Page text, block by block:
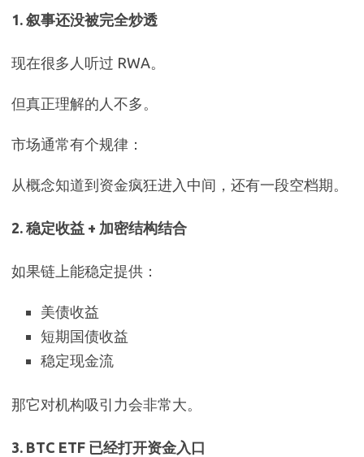
1. 叙事还没被完全炒透
现在很多人听过 RWA。
但真正理解的人不多。
市场通常有个规律：
从概念知道到资金疯狂进入中间，还有一段空档期。
2. 稳定收益 + 加密结构结合
如果链上能稳定提供：
美债收益
短期国债收益
稳定现金流
那它对机构吸引力会非常大。
3. BTC ETF 已经打开资金入口